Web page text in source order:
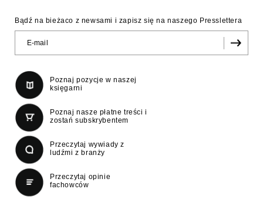
Bądź na bieżaco z newsami i zapisz się na naszego Presslettera
Poznaj pozycje w naszej
księgarni
Poznaj nasze płatne treści i
zostań subskrybentem
Przeczytaj wywiady z
ludźmi z branży
Przeczytaj opinie
fachowców